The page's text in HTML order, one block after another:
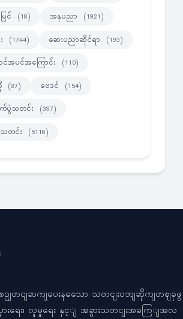
င် (18) အနုပညာ (1921)
(1744) ဆေးပညာဆိုင်ရာ (193)
အပင်အကြောင်း (110)
(87) ဗေဒင် (154)
က်ပွဲသတင်း (397)
သတင်း (5116)
စဥျတငျဆကျပေးနသေော သတငျးဝဘျဆိုကျတဈခုဖွ
ပှားရေး၊ လူမှုရေး နှင့ျ အခွားသတငျးအခကြျအလ